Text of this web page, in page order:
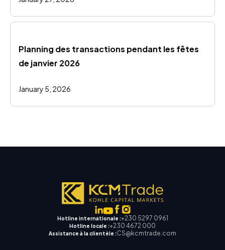
Planning des transactions pendant les fêtes
de janvier 2026
January 5, 2026
Hotline internationale :+230 5297 0961
Hotline locale :+230 4672 000
Assistance à la clientèle :CS@kcmtrade.com